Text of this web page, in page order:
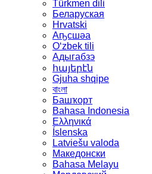
Türkmen dili
Беларуская
Hrvatski
Аҧсшәа
Oʻzbek tili
Адыгабзэ
հայերէն
Gjuha shqipe
বাংলা
Башҡорт
Bahasa Indonesia
Ελληνικά
Íslenska
Latviešu valoda
Македонски
Bahasa Melayu